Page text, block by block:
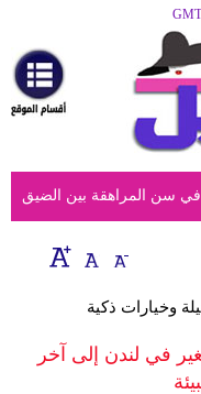
مرأة
أزياء
أزياء
إسلامية
صحة
سن المراهقة بين الضيق
وخيارات ذكية
في لندن إلى آخر